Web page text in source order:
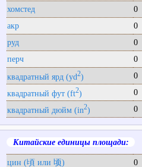
хомстед
0
акр
0
руд
0
перч
0
квадратный ярд (yd2)
0
квадратный фут (ft2)
0
квадратный дюйм (in2) 0
Китайские единицы площади:
цин (頃 или 顷)
0